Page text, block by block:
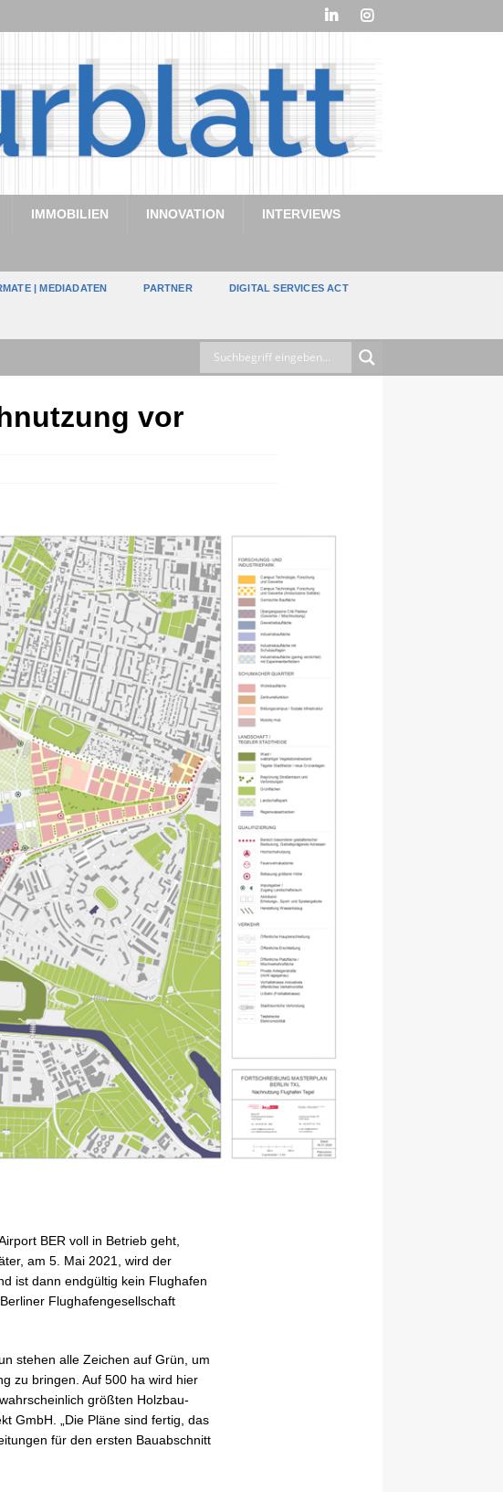
IMMOBILIEN INNOVATION INTERVIEWS
| MEDIADATEN PARTNER DIGITAL SERVICES ACT
vor
BER voll in Betrieb geht,
am 5. Mai 2021, wird der
ist dann endgültig kein Flughafen
Flughafengesellschaft
stehen alle Zeichen auf Grün, um
zu bringen. Auf 500 ha wird hier
größten Holzbau-
GmbH. „Die Pläne sind fertig, das
für den ersten Bauabschnitt